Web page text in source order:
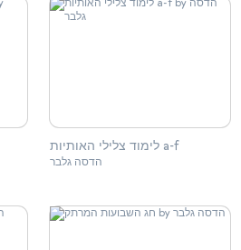
לימוד צלילי האותיות a-f
הדסה גלבר